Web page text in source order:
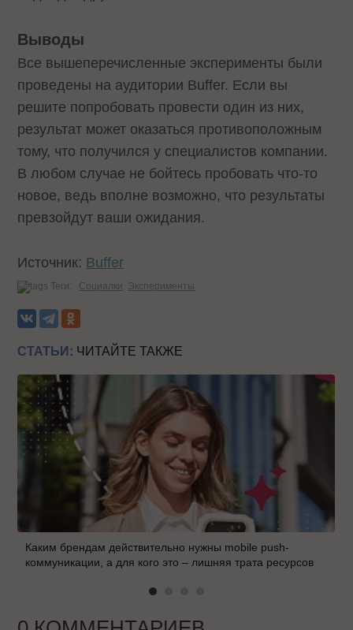
Выводы
Все вышеперечисленные эксперименты были
проведены на аудитории Buffer. Если вы
решите попробовать провести один из них,
результат может оказаться противоположным
тому, что получился у специалистов компании.
В любом случае не бойтесь пробовать что-то
новое, ведь вполне возможно, что результаты
превзойдут ваши ожидания.
Источник: Buffer
Теги: Социалки Эксперименты
СТАТЬИ: ЧИТАЙТЕ ТАКЖЕ
Каким брендам действительно нужны mobile push-
коммуникации, а для кого это – лишняя трата ресурсов